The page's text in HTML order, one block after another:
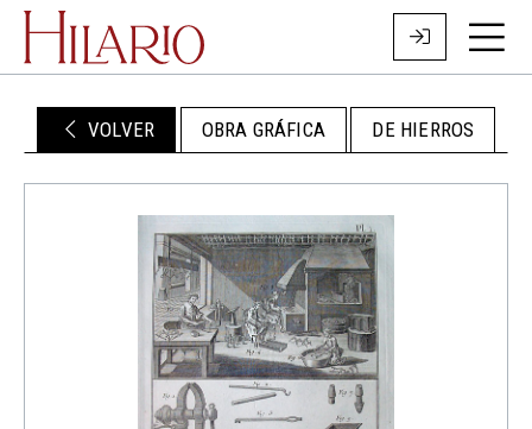
VOLVER OBRA GRÁFICA DE HIERROS